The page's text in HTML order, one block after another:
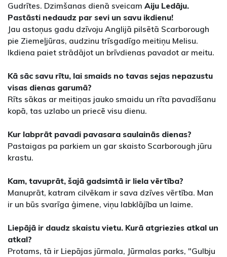
Gudrītes. Dzimšanas dienā sveicam Aiju Ledāju.
Pastāsti nedaudz par sevi un savu ikdienu!
Jau astoņus gadu dzīvoju Anglijā pilsētā Scarborough
pie Ziemeļjūras, audzinu trīsgadīgo meitiņu Melisu.
Ikdiena paiet strādājot un brīvdienas pavadot ar meitu.
Kā sāc savu rītu, lai smaids no tavas sejas nepazustu
visas dienas garumā?
Rīts sākas ar meitiņas jauko smaidu un rīta pavadīšanu
kopā, tas uzlabo un priecē visu dienu.
Kur labprāt pavadi pavasara saulainās dienas?
Pastaigas pa parkiem un gar skaisto Scarborough jūru
krastu.
Kam, tavuprāt, šajā gadsimtā ir liela vērtība?
Manuprāt, katram cilvēkam ir sava dzīves vērtība. Man
ir un būs svarīga ģimene, viņu labklājība un laime.
Liepājā ir daudz skaistu vietu. Kurā atgriezies atkal un
atkal?
Protams, tā ir Liepājas jūrmala, Jūrmalas parks, "Gulbju